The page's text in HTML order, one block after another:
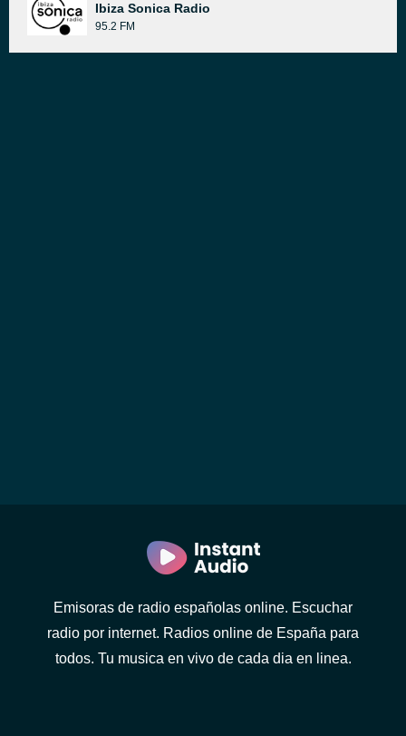
Ibiza Sonica Radio
95.2 FM
Emisoras de radio españolas online. Escuchar
radio por internet. Radios online de España para
todos. Tu musica en vivo de cada dia en linea.